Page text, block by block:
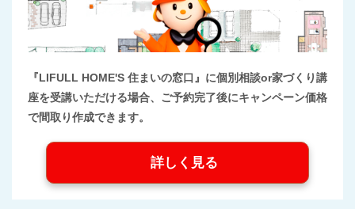
『LIFULL HOME'S 住まいの窓口』に個別相談or家づくり講
座を受講いただける場合、ご予約完了後にキャンペーン価格
で間取り作成できます。
詳しく見る